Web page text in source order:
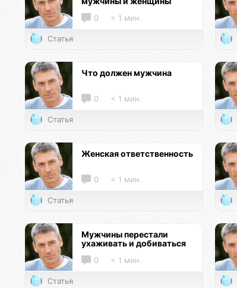
0 < 1 мин.
Статья
Что должен мужчина
0 < 1 мин.
Статья
Женская ответственность
0 < 1 мин.
Статья
Мужчины перестали
ухаживать и добиваться
0 < 1 мин.
Статья